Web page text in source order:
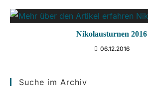
Nikolausturnen 2016
06.12.2016
Suche im Archiv